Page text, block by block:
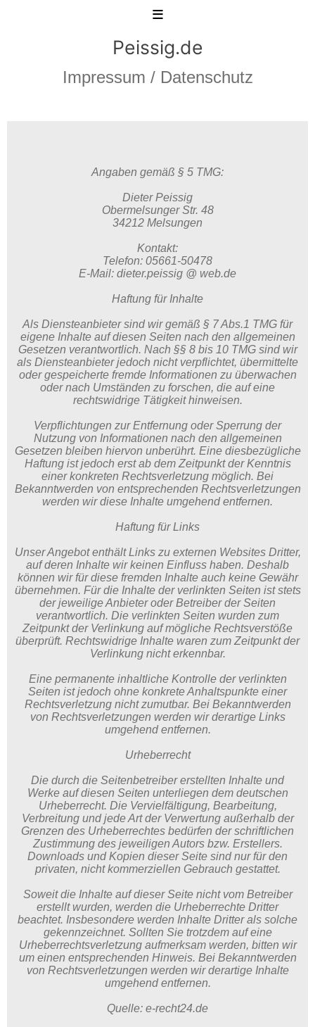
≡
Peissig.de
Impressum / Datenschutz
Angaben gemäß § 5 TMG:
Dieter Peissig
Obermelsunger Str. 48
34212 Melsungen
Kontakt:
Telefon: 05661-50478
E-Mail: dieter.peissig @ web.de
Haftung für Inhalte
Als Diensteanbieter sind wir gemäß § 7 Abs.1 TMG für
eigene Inhalte auf diesen Seiten nach den allgemeinen
Gesetzen verantwortlich. Nach §§ 8 bis 10 TMG sind wir
als Diensteanbieter jedoch nicht verpflichtet, übermittelte
oder gespeicherte fremde Informationen zu überwachen
oder nach Umständen zu forschen, die auf eine
rechtswidrige Tätigkeit hinweisen.
Verpflichtungen zur Entfernung oder Sperrung der
Nutzung von Informationen nach den allgemeinen
Gesetzen bleiben hiervon unberührt. Eine diesbezügliche
Haftung ist jedoch erst ab dem Zeitpunkt der Kenntnis
einer konkreten Rechtsverletzung möglich. Bei
Bekanntwerden von entsprechenden Rechtsverletzungen
werden wir diese Inhalte umgehend entfernen.
Haftung für Links
Unser Angebot enthält Links zu externen Websites Dritter,
auf deren Inhalte wir keinen Einfluss haben. Deshalb
können wir für diese fremden Inhalte auch keine Gewähr
übernehmen. Für die Inhalte der verlinkten Seiten ist stets
der jeweilige Anbieter oder Betreiber der Seiten
verantwortlich. Die verlinkten Seiten wurden zum
Zeitpunkt der Verlinkung auf mögliche Rechtsverstöße
überprüft. Rechtswidrige Inhalte waren zum Zeitpunkt der
Verlinkung nicht erkennbar.
Eine permanente inhaltliche Kontrolle der verlinkten
Seiten ist jedoch ohne konkrete Anhaltspunkte einer
Rechtsverletzung nicht zumutbar. Bei Bekanntwerden
von Rechtsverletzungen werden wir derartige Links
umgehend entfernen.
Urheberrecht
Die durch die Seitenbetreiber erstellten Inhalte und
Werke auf diesen Seiten unterliegen dem deutschen
Urheberrecht. Die Vervielfältigung, Bearbeitung,
Verbreitung und jede Art der Verwertung außerhalb der
Grenzen des Urheberrechtes bedürfen der schriftlichen
Zustimmung des jeweiligen Autors bzw. Erstellers.
Downloads und Kopien dieser Seite sind nur für den
privaten, nicht kommerziellen Gebrauch gestattet.
Soweit die Inhalte auf dieser Seite nicht vom Betreiber
erstellt wurden, werden die Urheberrechte Dritter
beachtet. Insbesondere werden Inhalte Dritter als solche
gekennzeichnet. Sollten Sie trotzdem auf eine
Urheberrechtsverletzung aufmerksam werden, bitten wir
um einen entsprechenden Hinweis. Bei Bekanntwerden
von Rechtsverletzungen werden wir derartige Inhalte
umgehend entfernen.
Quelle: e-recht24.de